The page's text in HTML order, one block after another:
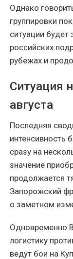
Однако
группировки
ситуации будет
российских
рубежах и
Ситуация
августа
Последняя
интенсивность
сразу на
значение
продолжается
Запорожский
о заметном
Одновременно
логистику
ведут бои на